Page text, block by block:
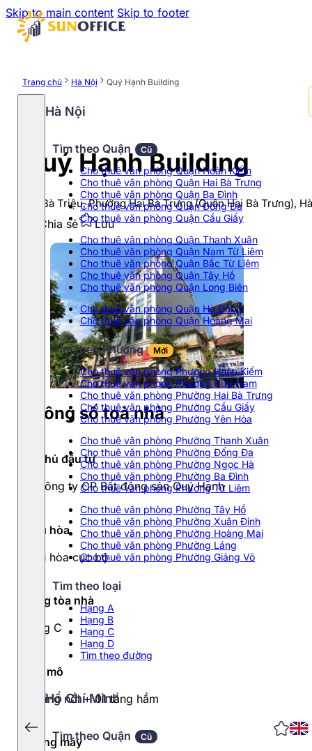
Skip to main content Skip to footer
Hà Nội
Tìm theo Quận Cũ
Cho thuê văn phòng Quận Hoàn Kiếm
Cho thuê văn phòng Quận Hai Bà Trưng
Cho thuê văn phòng Quận Ba Đình
Cho thuê văn phòng Quận Đống Đa
Cho thuê văn phòng Quận Cầu Giấy
Cho thuê văn phòng Quận Thanh Xuân
Cho thuê văn phòng Quận Nam Từ Liêm
Cho thuê văn phòng Quận Bắc Từ Liêm
Cho thuê văn phòng Quận Tây Hồ
Cho thuê văn phòng Quận Long Biên
Cho thuê văn phòng Quận Hà Đông
Cho thuê văn phòng Quận Hoàng Mai
Tìm theo Phường Mới
Cho thuê văn phòng Phường Hoàn Kiếm
Cho thuê văn phòng Phường Cửa Nam
Cho thuê văn phòng Phường Hai Bà Trưng
Cho thuê văn phòng Phường Cầu Giấy
Cho thuê văn phòng Phường Yên Hòa
Cho thuê văn phòng Phường Thanh Xuân
Cho thuê văn phòng Phường Đống Đa
Cho thuê văn phòng Phường Ngọc Hà
Cho thuê văn phòng Phường Ba Đình
Cho thuê văn phòng Phường Từ Liêm
Cho thuê văn phòng Phường Tây Hồ
Cho thuê văn phòng Phường Xuân Đỉnh
Cho thuê văn phòng Phường Hoàng Mai
Cho thuê văn phòng Phường Láng
Cho thuê văn phòng Phường Giảng Võ
Tìm theo loại
Hạng A
Hạng B
Hạng C
Hạng D
Tìm theo đường
Hồ Chí Minh
Tìm theo Quận Cũ
Trang chủ Hà Nội Quý Hạnh Building
Quý Hạnh Building
165 Bà Triệu, Phường Hai Bà Trưng (Quận Hai Bà Trưng),
Chia sẻ Lưu
Thông số toà nhà
Chủ đầu tư
Công ty CP Bất động sản Quý Hạnh
Điều hòa
Điều hòa cục bộ
Hạng tòa nhà
Hạng C
Quy mô
10 tầng nổi + 01 tầng hầm
Thang máy